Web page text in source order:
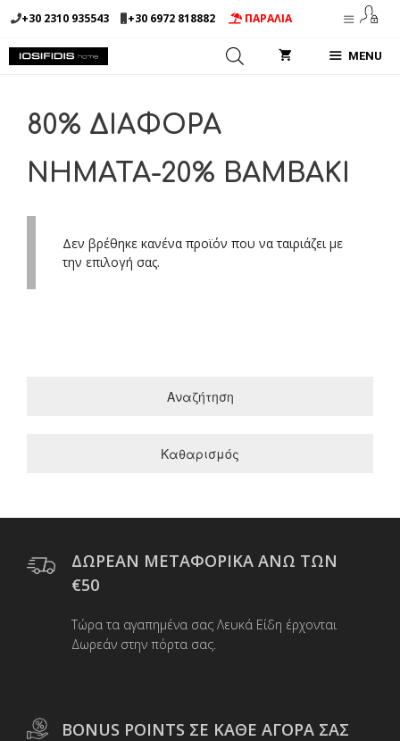
Μετάβαση
σε
περιεχόμενο
+30 2310 935543 +30 6972 818882 ΠΑΡΑΛΙΑ
MENU
80% ΔΙΑΦΟΡΑ
ΝΗΜΑΤΑ-20% BAMBAKI
Δεν βρέθηκε κανένα προϊόν που να ταιριάζει με
την επιλογή σας.
Αναζήτηση
Καθαρισμός
ΔΩΡΕΑΝ ΜΕΤΑΦΟΡΙΚΑ ΑΝΩ ΤΩΝ
€50
Τώρα τα αγαπημένα σας Λευκά Είδη έρχονται
Δωρεάν στην πόρτα σας.
BONUS POINTS ΣΕ ΚΑΘΕ ΑΓΟΡΑ ΣΑΣ